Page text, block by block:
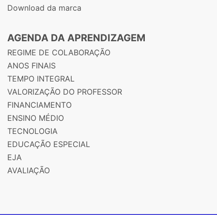
Download da marca
AGENDA DA APRENDIZAGEM
REGIME DE COLABORAÇÃO
ANOS FINAIS
TEMPO INTEGRAL
VALORIZAÇÃO DO PROFESSOR
FINANCIAMENTO
ENSINO MÉDIO
TECNOLOGIA
EDUCAÇÃO ESPECIAL
EJA
AVALIAÇÃO